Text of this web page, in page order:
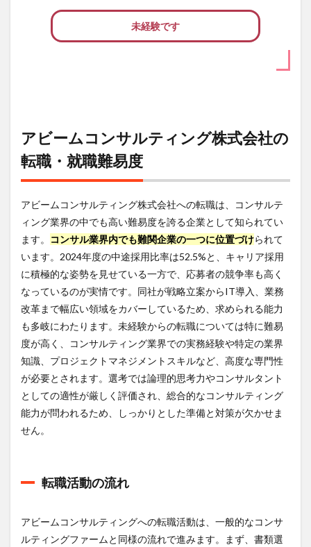
未経験です
アビームコンサルティング株式会社の
転職・就職難易度
アビームコンサルティング株式会社への転職は、コンサルテ
ィング業界の中でも高い難易度を誇る企業として知られてい
ます。
コンサル業界内でも難関企業の一つに位置づけられて
います。2024年度の中途採用比率は52.5%と、キャリア採用
に積極的な姿勢を見せている一方で、応募者の競争率も高く
なっているのが実情です。同社が戦略立案からIT導入、業務
改革まで幅広い領域をカバーしているため、求められる能力
も多岐にわたります。未経験からの転職については特に難易
度が高く、コンサルティング業界での実務経験や特定の業界
知識、プロジェクトマネジメントスキルなど、高度な専門性
が必要とされます。選考では論理的思考力やコンサルタント
としての適性が厳しく評価され、総合的なコンサルティング
能力が問われるため、しっかりとした準備と対策が欠かせま
せん。
転職活動の流れ
アビームコンサルティングへの転職活動は、一般的なコンサ
ルティングファームと同様の流れで進みます。まず、書類選